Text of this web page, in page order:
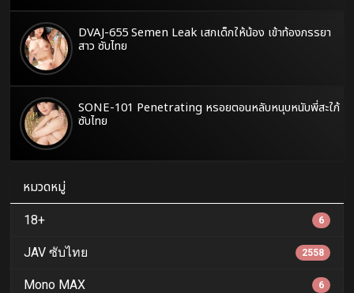
DVAJ-655 Semen Leak เสกเด็กให้น้อง เข้าท้องภรรยา
สาว ซับไทย
SONE-101 Penetrating หรอยตอนหลับหนุบหนับพี่สะใภ้
ซับไทย
หมวดหมู่
18+ 6
JAV ซับไทย 2558
Mono MAX 6